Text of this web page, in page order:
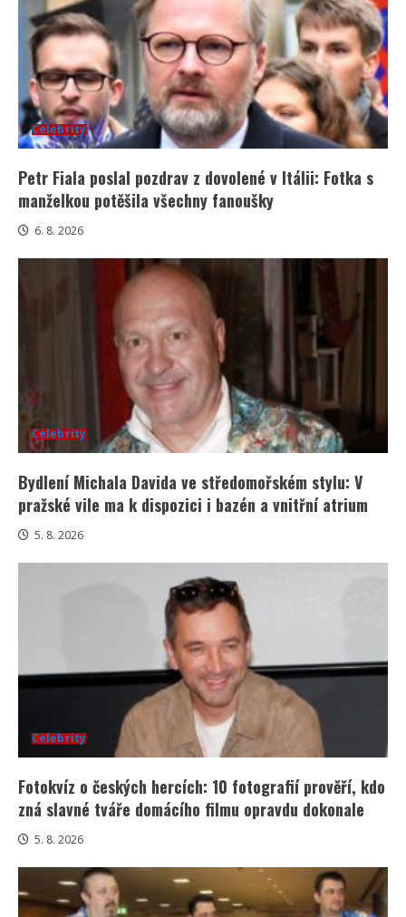
Celebrity
Petr Fiala poslal pozdrav z dovolené v Itálii: Fotka s
manželkou potěšila všechny fanoušky
6. 8. 2026
Celebrity
Bydlení Michala Davida ve středomořském stylu: V
pražské vile ma k dispozici i bazén a vnitřní atrium
5. 8. 2026
Celebrity
Fotokvíz o českých hercích: 10 fotografií prověří, kdo
zná slavné tváře domácího filmu opravdu dokonale
5. 8. 2026